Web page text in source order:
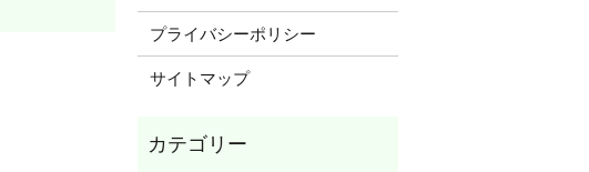
プライバシーポリシー
サイトマップ